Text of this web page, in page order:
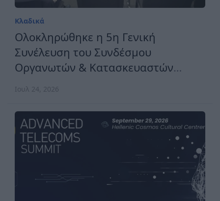
Κλαδικά
Ολοκληρώθηκε η 5η Γενική
Συνέλευση του Συνδέσμου
Οργανωτών & Κατασκευαστών
Ιουλ 24, 2026